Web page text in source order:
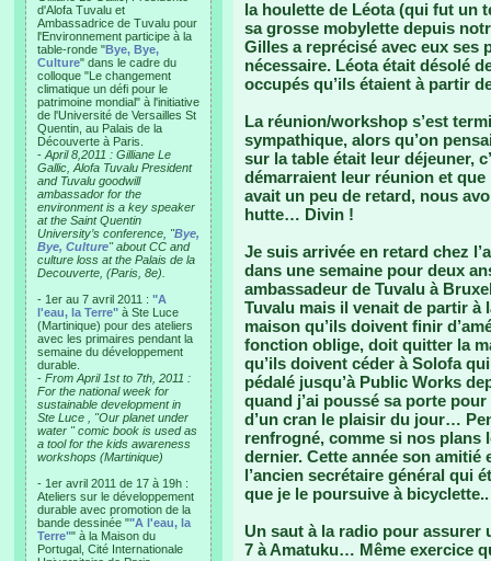
d'Alofa Tuvalu et
Ambassadrice de Tuvalu pour
l'Environnement participe à la
table-ronde "Bye, Bye,
Culture" dans le cadre du
colloque "Le changement
climatique un défi pour le
patrimoine mondial" à l'initiative
de l'Université de Versailles St
Quentin, au Palais de la
Découverte à Paris.
- April 8,2011 : Gilliane Le
Gallic, Alofa Tuvalu President
and Tuvalu goodwill
ambassador for the
environment is a key speaker
at the Saint Quentin
University’s conference, "Bye,
Bye, Culture" about CC and
culture loss at the Palais de la
Decouverte, (Paris, 8e).
- 1er au 7 avril 2011 : "A
l'eau, la Terre" à Ste Luce
(Martinique) pour des ateliers
avec les primaires pendant la
semaine du développement
durable.
- From April 1st to 7th, 2011 :
For the national week for
sustainable development in
Ste Luce , "Our planet under
water " comic book is used as
a tool for the kids awareness
workshops (Martinique)
- 1er avril 2011 de 17 à 19h :
Ateliers sur le développement
durable avec promotion de la
bande dessinée ""A l'eau, la
Terre"" à la Maison du
Portugal, Cité Internationale
la houlette de Léota (qui fut un
sa grosse mobylette depuis
Gilles a reprécisé avec eux ses
nécessaire. Léota était désolé
occupés qu’ils étaient à partir
La réunion/workshop s’est
sympathique, alors qu’on
sur la table était leur déjeuner,
démarraient leur réunion et
avait un peu de retard, nous
hutte… Divin !
Je suis arrivée en retard chez
dans une semaine pour deux
ambassadeur de Tuvalu à
Tuvalu mais il venait de partir à
maison qu’ils doivent finir
fonction oblige, doit quitter la
qu’ils doivent céder à Solofa
pédalé jusqu’à Public Works
quand j’ai poussé sa porte
d’un cran le plaisir du jour…
renfrogné, comme si nos plans
dernier. Cette année son amitié
l’ancien secrétaire général qui
que je le poursuive à bicyclette..
Un saut à la radio pour assurer
7 à Amatuku… Même exercice